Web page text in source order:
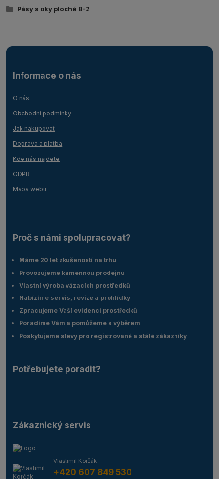
Pásy s oky ploché B-2
Informace o nás
O nás
Obchodní podmínky
Jak nakupovat
Doprava a platba
Kde nás najdete
GDPR
Mapa webu
Proč s námi spolupracovat?
Máme 20 let zkušeností na trhu
Provozujeme kamennou prodejnu
Vlastní výroba vázacích prostředků
Nabízíme servis, revize a prohlídky
Zpracujeme Vaší evidenci prostředků
Poradíme Vám a pomůžeme s výběrem
Poskytujeme slevy pro registrované a stálé zákazníky
Potřebujete poradit?
Zákaznický servis
Vlastimil Korčák
+420 607 849 530